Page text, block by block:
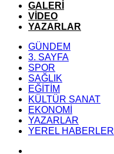
GALERİ
VİDEO
YAZARLAR
GÜNDEM
3. SAYFA
SPOR
SAĞLIK
EĞİTİM
KÜLTÜR SANAT
EKONOMİ
YAZARLAR
YEREL HABERLER